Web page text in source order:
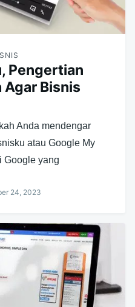
Pengertian
Bisnis
Anda mendengar
atau Google My
Google yang
24, 2023